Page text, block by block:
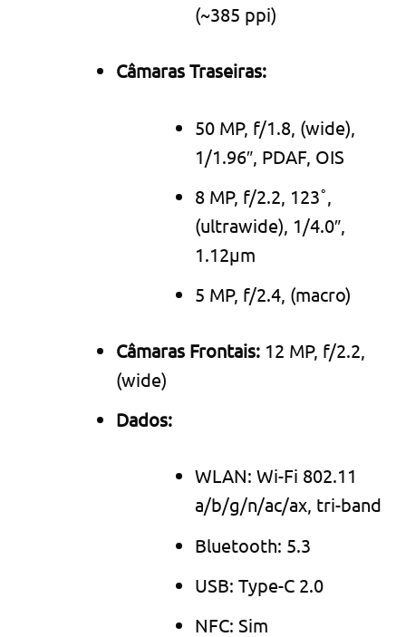
(~385 ppi)
Câmaras Traseiras:
50 MP, f/1.8, (wide),
1/1.96″, PDAF, OIS
8 MP, f/2.2, 123˚,
(ultrawide), 1/4.0″,
1.12µm
5 MP, f/2.4, (macro)
Câmaras Frontais: 12 MP, f/2.2,
(wide)
Dados:
WLAN: Wi-Fi 802.11
a/b/g/n/ac/ax, tri-band
Bluetooth: 5.3
USB: Type-C 2.0
NFC: Sim